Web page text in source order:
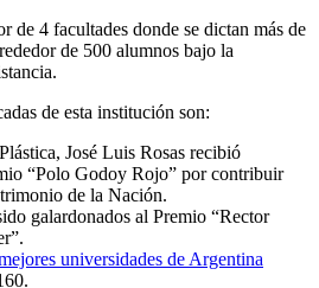
de 4 facultades donde se dictan más de
de 500 alumnos bajo la
de esta institución son:
José Luis Rosas recibió
“Polo Godoy Rojo” por contribuir
de la Nación.
galardonados al Premio “Rector
universidades de Argentina